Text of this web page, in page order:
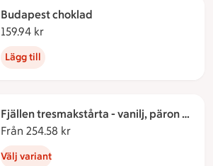
Budapest choklad
159.94 kr
Lägg till
Fjällen tresmakstårta - vanilj, päron &
jordgubb
Från 254.58 kr
Välj variant